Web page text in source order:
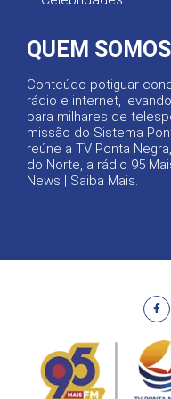
QUEM SOMOS
Conteúdo potiguar
rádio e internet,
para milhares de
missão do Sistema
reúne a TV Ponta
do Norte, a rádio 95
News | Saiba Mais.